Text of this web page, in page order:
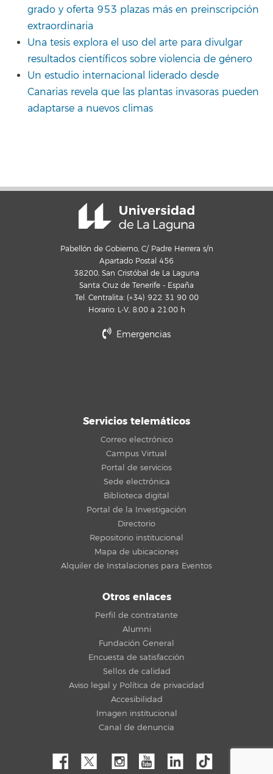
grado y oferta 953 plazas más en preinscripción
extraordinaria
Una tesis explora el uso del arte para divulgar
resultados científicos sobre violencia de género
Un estudio internacional liderado desde
Canarias revela que las plantas invasoras pueden
adaptarse a nuevos climas
Pabellón de Gobierno, C/ Padre Herrera s/n
Apartado Postal 456
38200, San Cristóbal de La Laguna
Santa Cruz de Tenerife - España
Tel. Centralita: (+34) 922 31 90 00
Horario: L-V, 8:00 a 21:00 h
Emergencias
Servicios telemáticos
Correo electrónico
Campus Virtual
Portal de servicios
Sede electrónica
Biblioteca digital
Portal de la Investigación
Directorio
Repositorio institucional
Mapa de ubicaciones
Alquiler de Instalaciones para Eventos
Otros enlaces
Perfil de contratante
Alumni
Fundación General
Encuesta de satisfacción
Sellos de calidad
Aviso legal y Política de privacidad
Accesibilidad
Imagen institucional
Canal de denuncia